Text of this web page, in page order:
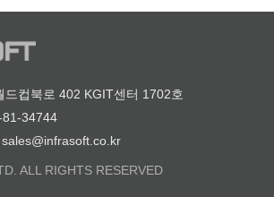
드컵북로 402 KGIT센터 1702호
81-34744
ALL RIGHTS RESERVED